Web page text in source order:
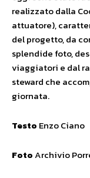
realizzato dalla
attuatore),
del progetto, da
splendide foto,
viaggiatori e dal
steward che
giornata.
Testo Enzo Ciano
FotoArchivio